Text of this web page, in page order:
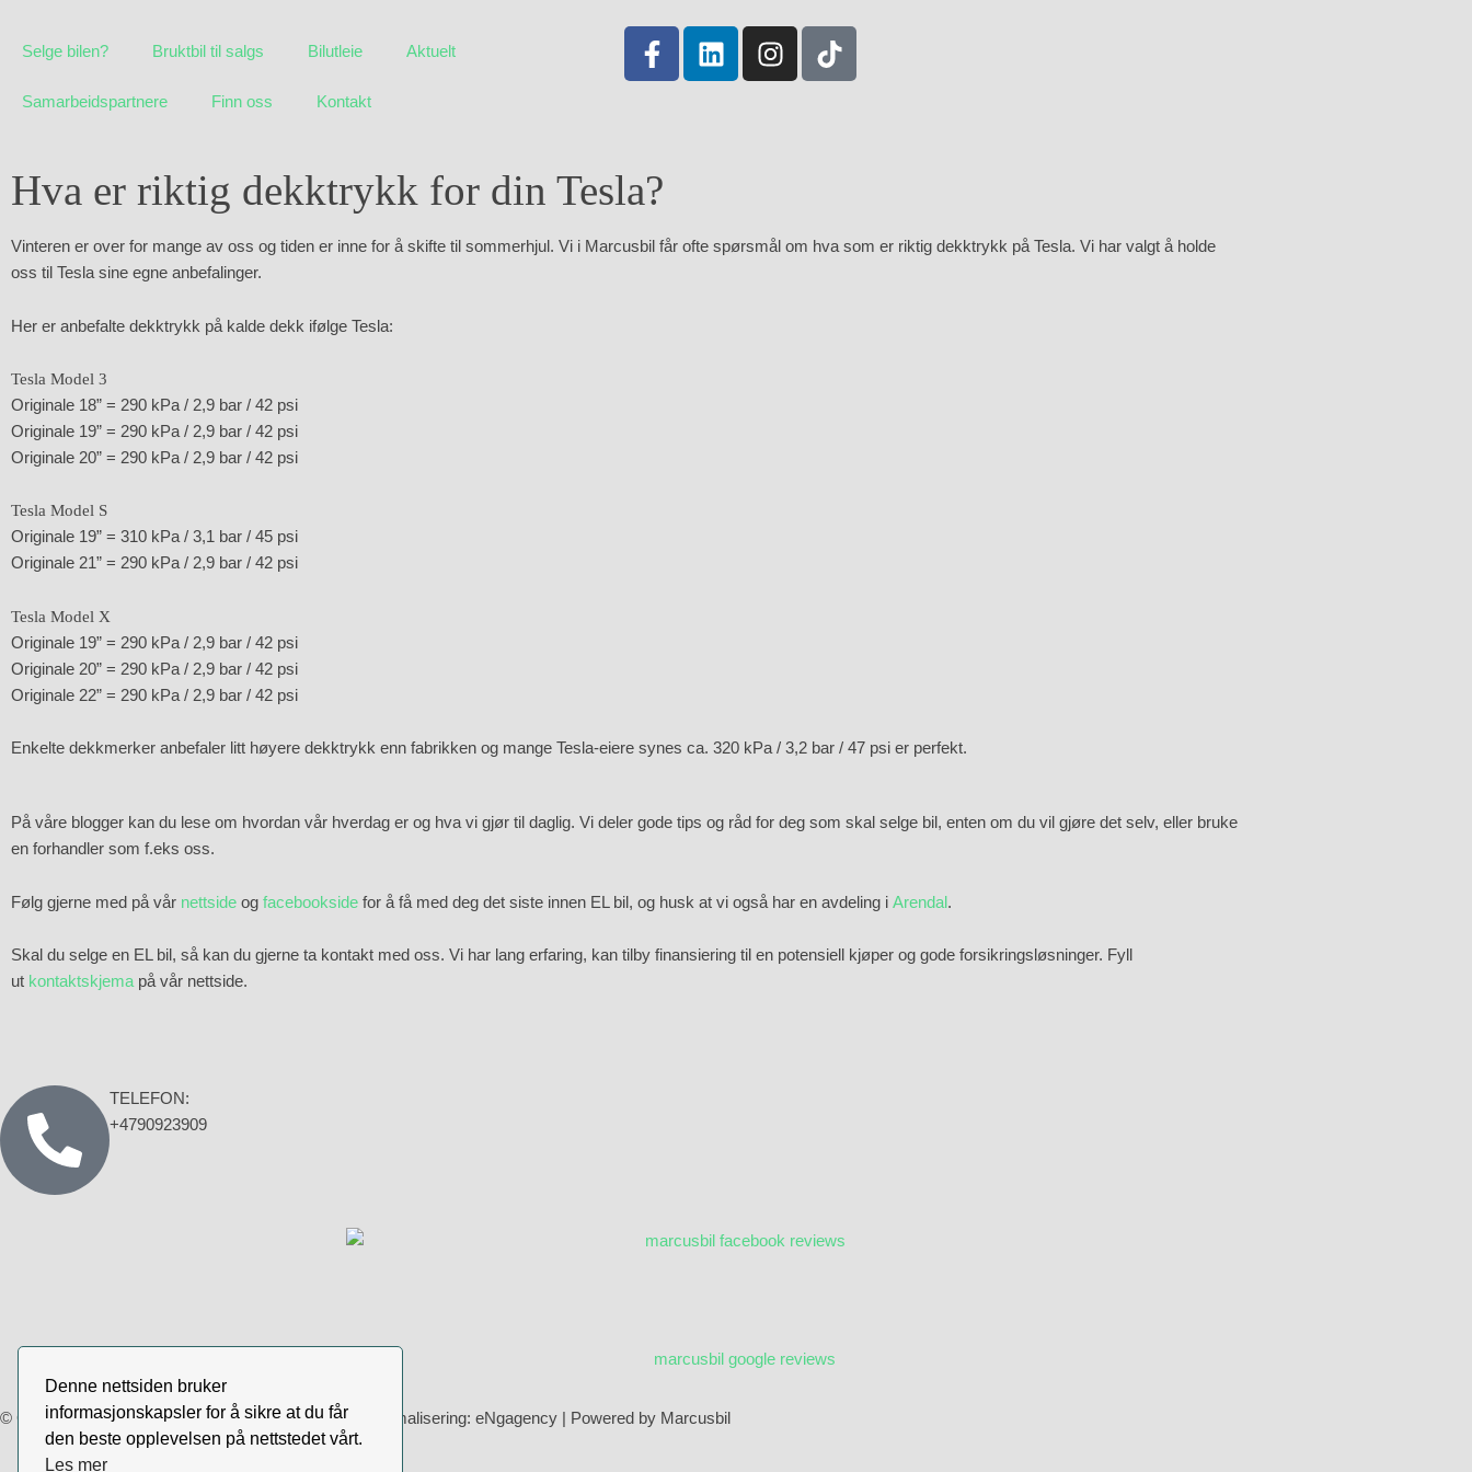
Denne nettsiden bruker
informasjonskapsler for å sikre at du får
den beste opplevelsen på nettstedet vårt.
Les mer
primary
content
Selge bilen? Bruktbil til salgs Bilutleie Aktuelt
Samarbeidspartnere Finn oss Kontakt
Hva er riktig dekktrykk for din Tesla?
Vinteren er over for mange av oss og tiden er inne for å skifte til sommerhjul. Vi i Marcusbil får ofte spørsmål om hva som er riktig dekktrykk på Tesla. Vi har valgt å holde
oss til Tesla sine egne anbefalinger.
Her er anbefalte dekktrykk på kalde dekk ifølge Tesla:
Tesla Model 3
Originale 18” = 290 kPa / 2,9 bar / 42 psi
Originale 19” = 290 kPa / 2,9 bar / 42 psi
Originale 20” = 290 kPa / 2,9 bar / 42 psi
Tesla Model S
Originale 19” = 310 kPa / 3,1 bar / 45 psi
Originale 21” = 290 kPa / 2,9 bar / 42 psi
Tesla Model X
Originale 19” = 290 kPa / 2,9 bar / 42 psi
Originale 20” = 290 kPa / 2,9 bar / 42 psi
Originale 22” = 290 kPa / 2,9 bar / 42 psi
Enkelte dekkmerker anbefaler litt høyere dekktrykk enn fabrikken og mange Tesla-eiere synes ca. 320 kPa / 3,2 bar / 47 psi er perfekt.
På våre blogger kan du lese om hvordan vår hverdag er og hva vi gjør til daglig. Vi deler gode tips og råd for deg som skal selge bil, enten om du vil gjøre det selv, eller bruke
en forhandler som f.eks oss.
Følg gjerne med på vår nettside og facebookside for å få med deg det siste innen EL bil, og husk at vi også har en avdeling i Arendal.
Skal du selge en EL bil, så kan du gjerne ta kontakt med oss. Vi har lang erfaring, kan tilby finansiering til en potensiell kjøper og gode forsikringsløsninger. Fyll
ut kontaktskjema på vår nettside.
TELEFON:
+4790923909
© Copyright 2018 – 2025 | Webdesign & søkemotoroptimalisering: eNgagency | Powered by Marcusbil